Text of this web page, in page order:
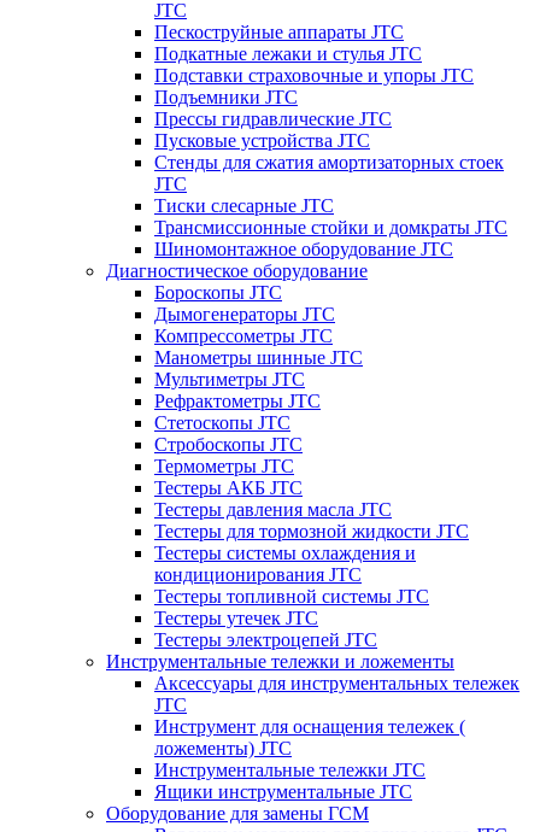
JTC
Пескоструйные аппараты JTC
Подкатные лежаки и стулья JTC
Подставки страховочные и упоры JTC
Подъемники JTC
Прессы гидравлические JTC
Пусковые устройства JTC
Стенды для сжатия амортизаторных стоек
JTC
Тиски слесарные JTC
Трансмиссионные стойки и домкраты JTC
Шиномонтажное оборудование JTC
Диагностическое оборудование
Бороскопы JTC
Дымогенераторы JTC
Компрессометры JTC
Манометры шинные JTC
Мультиметры JTC
Рефрактометры JTC
Стетоскопы JTC
Стробоскопы JTC
Термометры JTC
Тестеры АКБ JTC
Тестеры давления масла JTC
Тестеры для тормозной жидкости JTC
Тестеры системы охлаждения и
кондиционирования JTC
Тестеры топливной системы JTC
Тестеры утечек JTC
Тестеры электроцепей JTC
Инструментальные тележки и ложементы
Аксессуары для инструментальных тележек
JTC
Инструмент для оснащения тележек (
ложементы) JTC
Инструментальные тележки JTC
Ящики инструментальные JTC
Оборудование для замены ГСМ